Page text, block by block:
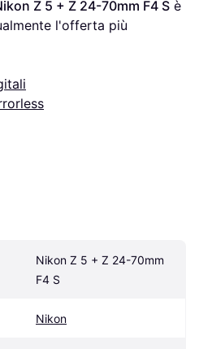
Z 5 + Z 24-70mm F4 S
l'offerta più
Nikon Z 5 + Z 24-70mm
F4 S
Nikon